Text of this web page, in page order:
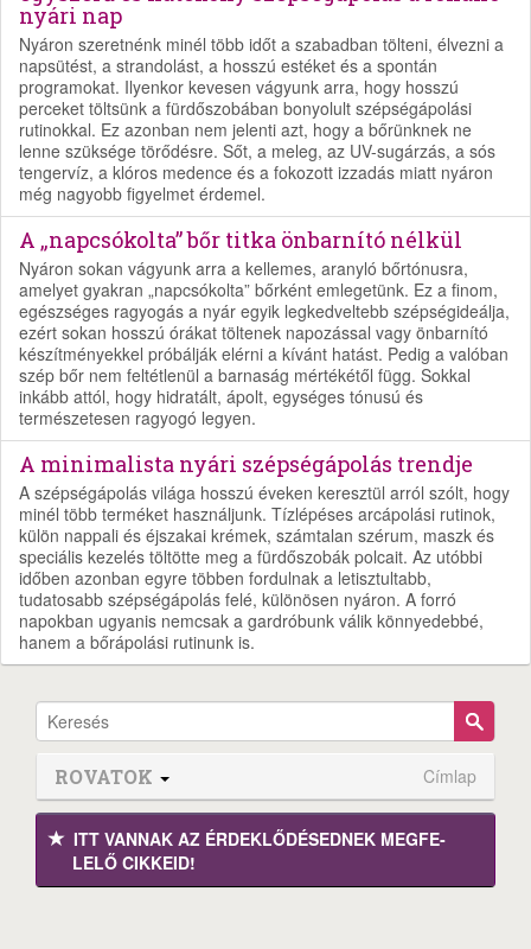
nyári nap
Nyáron szeretnénk minél több időt a szabadban tölteni, élvezni a
napsütést, a strandolást, a hosszú estéket és a spontán
programokat. Ilyenkor kevesen vágyunk arra, hogy hosszú
perceket töltsünk a fürdőszobában bonyolult szépségápolási
rutinokkal. Ez azonban nem jelenti azt, hogy a bőrünknek ne
lenne szüksége törődésre. Sőt, a meleg, az UV-sugárzás, a sós
tengervíz, a klóros medence és a fokozott izzadás miatt nyáron
még nagyobb figyelmet érdemel.
A „napcsókolta” bőr titka önbarnító nélkül
Nyáron sokan vágyunk arra a kellemes, aranyló bőrtónusra,
amelyet gyakran „napcsókolta” bőrként emlegetünk. Ez a finom,
egészséges ragyogás a nyár egyik legkedveltebb szépségideálja,
ezért sokan hosszú órákat töltenek napozással vagy önbarnító
készítményekkel próbálják elérni a kívánt hatást. Pedig a valóban
szép bőr nem feltétlenül a barnaság mértékétől függ. Sokkal
inkább attól, hogy hidratált, ápolt, egységes tónusú és
természetesen ragyogó legyen.
A minimalista nyári szépségápolás trendje
A szépségápolás világa hosszú éveken keresztül arról szólt, hogy
minél több terméket használjunk. Tízlépéses arcápolási rutinok,
külön nappali és éjszakai krémek, számtalan szérum, maszk és
speciális kezelés töltötte meg a fürdőszobák polcait. Az utóbbi
időben azonban egyre többen fordulnak a letisztultabb,
tudatosabb szépségápolás felé, különösen nyáron. A forró
napokban ugyanis nemcsak a gardróbunk válik könnyedebbé,
hanem a bőrápolási rutinunk is.
ROVATOK Címlap
ITT VANNAK AZ ÉRDEK­LŐDÉ­SEDNEK MEGFE­
LELŐ CIKKEID!